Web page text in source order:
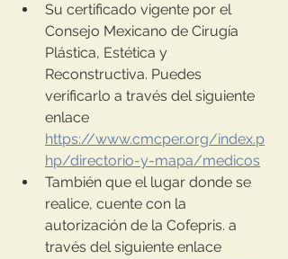
Su certificado vigente por el
Consejo Mexicano de Cirugía
Plástica, Estética y
Reconstructiva. Puedes
verificarlo a través del siguiente
enlace
https://www.cmcper.org/index.p
hp/directorio-y-mapa/medicos
También que el lugar donde se
realice, cuente con la
autorización de la Cofepris. a
través del siguiente enlace